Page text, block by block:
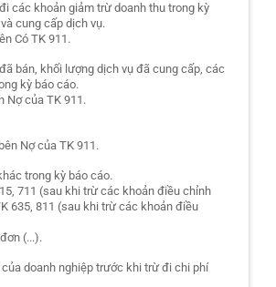
các khoản giảm trừ doanh thu trong kỳ
cung cấp dịch vụ.
Có TK 911.
bán, khối lượng dịch vụ đã cung cấp, các
kỳ báo cáo.
Nợ của TK 911.
Nợ của TK 911.
trong kỳ báo cáo.
711 (sau khi trừ các khoản điều chỉnh
635, 811 (sau khi trừ các khoản điều
(...).
doanh nghiệp trước khi trừ đi chi phí